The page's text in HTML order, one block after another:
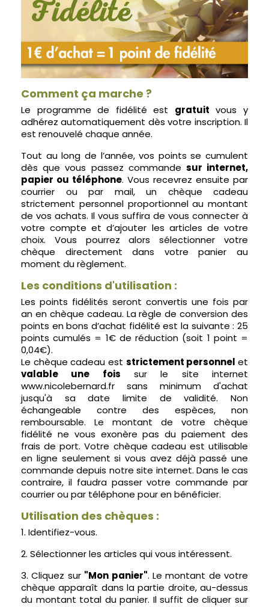
Comment ça marche ?
Le programme de fidélité est gratuit vous y
adhérez automatiquement dès votre inscription. Il
est renouvelé chaque année.
Tout au long de l’année, vos points se cumulent
dès que vous passez commande sur internet,
papier ou téléphone. Vous recevrez ensuite par
courrier ou par mail, un chèque cadeau
strictement personnel proportionnel au montant
de vos achats. Il vous suffira de vous connecter à
votre compte et d’ajouter les articles de votre
choix. Vous pourrez alors sélectionner votre
chèque directement dans votre panier au
moment du règlement.
Les conditions d'utilisation :
Les points fidélités seront convertis une fois par
an en chèque cadeau. La règle de conversion des
points en bons d’achat fidélité est la suivante : 25
points cumulés = 1€ de réduction (soit 1 point =
0,04€).
Le chèque cadeau est strictement personnelet
valable une fois sur le site internet
www.nicolebernard.fr sans minimum d'achat
jusqu'à sa date limite de validité. Non
échangeable contre des espèces, non
remboursable. Le montant de votre chèque
fidélité ne vous exonère pas du paiement des
frais de port. Votre chèque cadeau est utilisable
en ligne seulement si vous avez déjà passé une
commande depuis notre site internet. Dans le cas
contraire, il faudra passer votre commande par
courrier ou par téléphone pour en bénéficier.
Utilisation des chèques :
1. Identifiez-vous.
2. Sélectionner les articles qui vous intéressent.
3. Cliquez sur "Mon panier". Le montant de votre
chèque apparaît dans la partie droite, au-dessus
du montant total du panier. Il suffit de cliquer sur